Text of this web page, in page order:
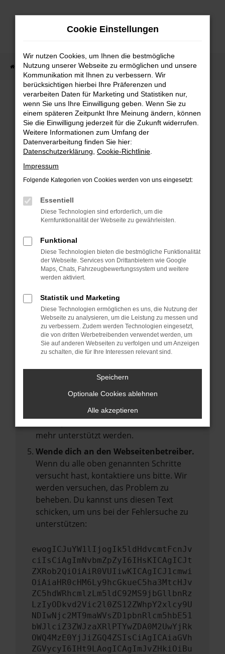
Zum
Startseite Fahrzeugangebote Fahrzeug-Showroom
Fehler: Network Error
Beim Laden ist ein Fehler aufgetreten.
Hier sind ein paar Tipps, die dir helfen können:
Internetverbindung.
Laden andere Webseiten, zum Beispiel
Prüfe deine Browsererweiterungen.
Manche Erweiterungen, wie Werbeblocker,
können das Laden bestimmter Seiten
verhindern. Funktioniert die Seite in einem
anderen Browser oder in einem privaten
Fenster?
Starte dein Gerät neu.
Das kann manchmal helfen,
vorübergehende Probleme zu beheben.
Betriebssystem auf dem neuesten Stand
Veraltete Software birgt nicht nur ein
Sicherheitsrisiko, sondern kann auch dazu
mehr unterstützt werden.
Wende dich an den Webseitenbetreiber.
Wenn du alle oben genannten Schritte
versucht hast, kontaktiere uns bitte. Wir
werden versuchen, das Problem zu
beheben. Du kannst uns diesen Text
schicken, um uns bei der Fehlersuche zu
unterstützen:
ewogICJuYW1lIjogIk5ldHdvcmtFcnJv
ciIsCiAgImNvbmZpZyI6IHsKICAgICJt
ZXRob2QiOiAiR0VUIiwKICAgICJ1cmwi
OiAiaHR0cHM6Ly9hcGkueC5ha3MtcHJv
ZC5hdWRhcmlzLm5ldC92MS9jbGllbnRz
LzIyODkvd2Vic2l0ZS12ZWhpY2xlcy9U
NDIwNjc2MT9maWVsZD1pbnRlcm5hbE51
bWJlciZ3ZWJzaXRlPTYwZDA0M2UwYjRk
OWQ4MzE0YjJiZGQ4ZSIsCiAgICAiaGVh
ZGVycyI6IHt9LAogICAgImJvZHkiOiBu
Cookie Einstellungen
Wir nutzen Cookies, um Ihnen die bestmögliche
Nutzung unserer Webseite zu ermöglichen und unsere
Kommunikation mit Ihnen zu verbessern. Wir
berücksichtigen hierbei Ihre Präferenzen und
verarbeiten Daten für Marketing und Statistiken nur,
wenn Sie uns Ihre Einwilligung geben. Wenn Sie zu
einem späteren Zeitpunkt Ihre Meinung ändern, können
Sie die Einwilligung jederzeit für die Zukunft widerrufen.
Weitere Informationen zum Umfang der
Datenverarbeitung finden Sie hier:
Datenschutzerklärung Cookie-Richtlinie
Impressum
Folgende Kategorien von Cookies werden von uns eingesetzt:
Essentiell
Diese Technologien sind erforderlich, um die
Kernfunktionalität der Webseite zu gewährleisten.
Funktional
Diese Technologien bieten die bestmögliche Funktionalität
der Webseite. Services von Drittanbietern wie Google
Maps, Chats, Fahrzeugbewertungssystem und weitere
werden aktiviert.
Statistik und Marketing
Diese Technologien ermöglichen es uns, die Nutzung der
Webseite zu analysieren, um die Leistung zu messen und
zu verbessern. Zudem werden Technologien eingesetzt,
die von dritten Werbetreibenden verwendet werden, um
Sie auf anderen Webseiten zu verfolgen und um Anzeigen
zu schalten, die für Ihre Interessen relevant sind.
Speichern
Optionale Cookies ablehnen
Alle akzeptieren